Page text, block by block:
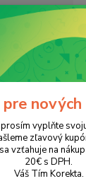
tlačiarní Canon
nových
vyplňte
zľavový
vzťahuje na
20€ s DPH.
Váš Tím Korekta.